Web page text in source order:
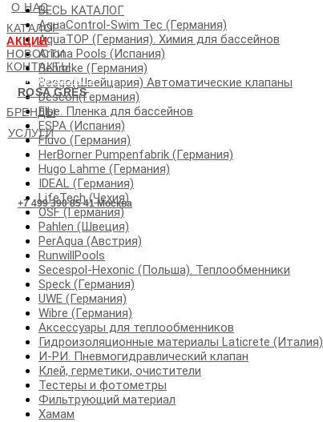
О НАС
КАТАЛОГ
АКЦИИ
НОВОСТИ
КОНТАКТЫ
ДЛЯ ДИЛЕРОВ
ROSA GRES
БРЕНДЫ
УСЛУГИ
+7 499 390 85 41 Москва
ВЕСЬ КАТАЛОГ
AquaControl-Swim Tec (Германия)
AquaTOP (Германия). Химия для бассейнов
Ariona Pools (Испания)
Behncke (Германия)
Besgo(Швейцария) Автоматические клапаны
Descon(Германия)
Elbe. Пленка для бассейнов
ESPA (Испания)
Fluvo (Германия)
HerBorner Pumpenfabrik (Германия)
Hugo Lahme (Германия)
IDEAL (Германия)
LifeTech (Чехия)
OSF (Германия)
Pahlen (Швеция)
PerAqua (Австрия)
RunwillPools
Secespol-Hexonic (Польша). Теплообменники
Speck (Германия)
UWE (Германия)
Wibre (Германия)
Аксессуары для теплообменников
Гидроизоляционные материалы Laticrete (Италия)
И-РИ. Пневмогидравлический клапан
Клей, герметики, очистители
Тестеры и фотометры
Фильтрующий материал
Хамам